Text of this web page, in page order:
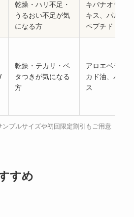
乾燥・ハリ不足・
うるおい不足が気
になる方
キバナオラン
キス、パルミ
ペプチド
乾燥・テカリ・ベ
タつきが気になる
方
アロエベラ葉
カド油、ハト
ス
プルサイズや初回限定割引もご用意
すめ